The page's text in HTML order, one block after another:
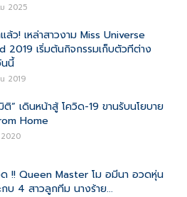
2025
ล้ว! เหล่าสาวงาม Miss Universe
2019 เริ่มต้นกิจกรรมเก็บตัวทีต่าง
นี้
2019
ติ” เดินหน้าสู้ โควิด-19 ขานรับนโยบาย
Home
ด !! Queen Master โม อมีนา อวดหุ่น
บ 4 สาวลูกทีม นางร้าย...